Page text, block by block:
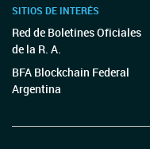
SITIOS DE INTERÉS
Red de Boletines Oficiales
de la R. A.
BFA Blockchain Federal
Argentina